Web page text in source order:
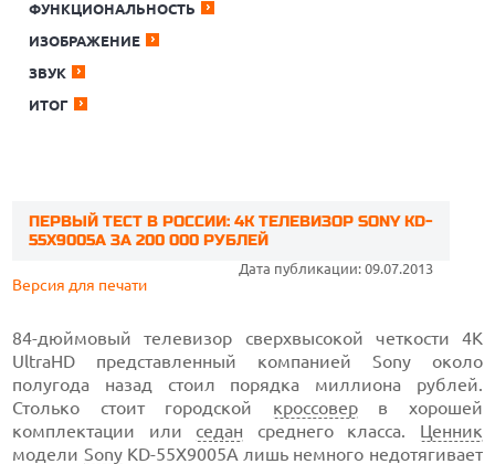
ФУНКЦИОНАЛЬНОСТЬ
ИЗОБРАЖЕНИЕ
ЗВУК
ИТОГ
ПЕРВЫЙ ТЕСТ В РОССИИ: 4K ТЕЛЕВИЗОР SONY KD-
55X9005A ЗА 200 000 РУБЛЕЙ
Дата публикации: 09.07.2013
Версия для печати
84-дюймовый телевизор сверхвысокой четкости 4K
UltraHD представленный компанией Sony около
полугода назад стоил порядка миллиона рублей.
Столько стоит городской кроссоверв хорошей
комплектации или седан среднего класса. Ценник
модели SonyKD-55X9005A лишь немного недотягивает